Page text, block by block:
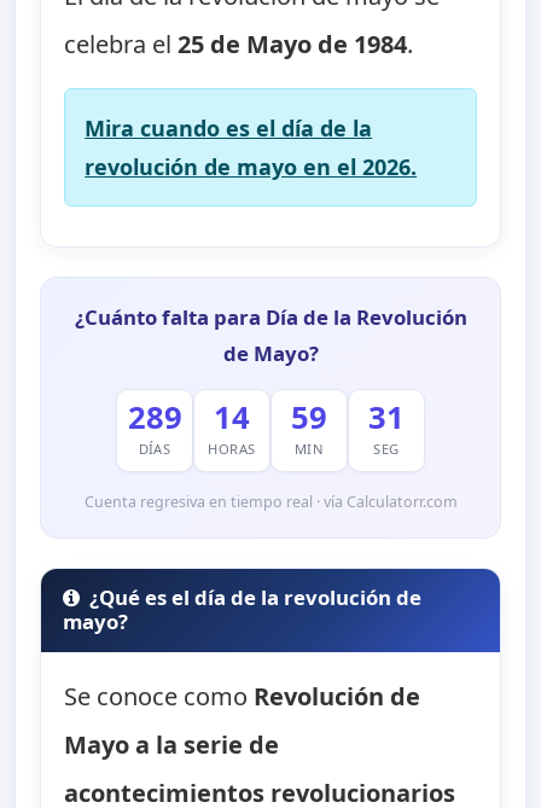
celebra el25 de Mayo de 1984.
Mira cuando es el día de la
revolución de mayo en el 2026.
¿Cuánto falta para Día de la Revolución
de Mayo?
289
DÍAS
14
HORAS
59
MIN
30
SEG
Cuenta regresiva en tiempo real · vía Calculatorr.com
¿Qué es el día de la revolución de
mayo?
Se conoce como Revolución de
Mayoa la serie de
acontecimientos revolucionarios